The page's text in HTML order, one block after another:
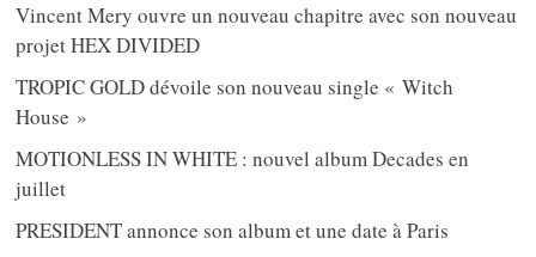
Vincent Mery ouvre un nouveau chapitre avec son nouveau
projet HEX DIVIDED
TROPIC GOLD dévoile son nouveau single « Witch
House »
MOTIONLESS IN WHITE : nouvel album Decades en
juillet
PRESIDENT annonce son album et une date à Paris